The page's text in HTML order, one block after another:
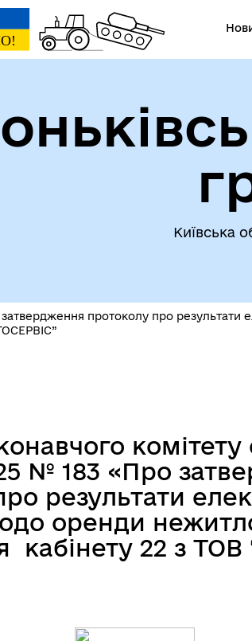
Київська
протоколу про результати
комітету
№ 183 «Про
результати
оренди
кабінету 22 з ТОВ